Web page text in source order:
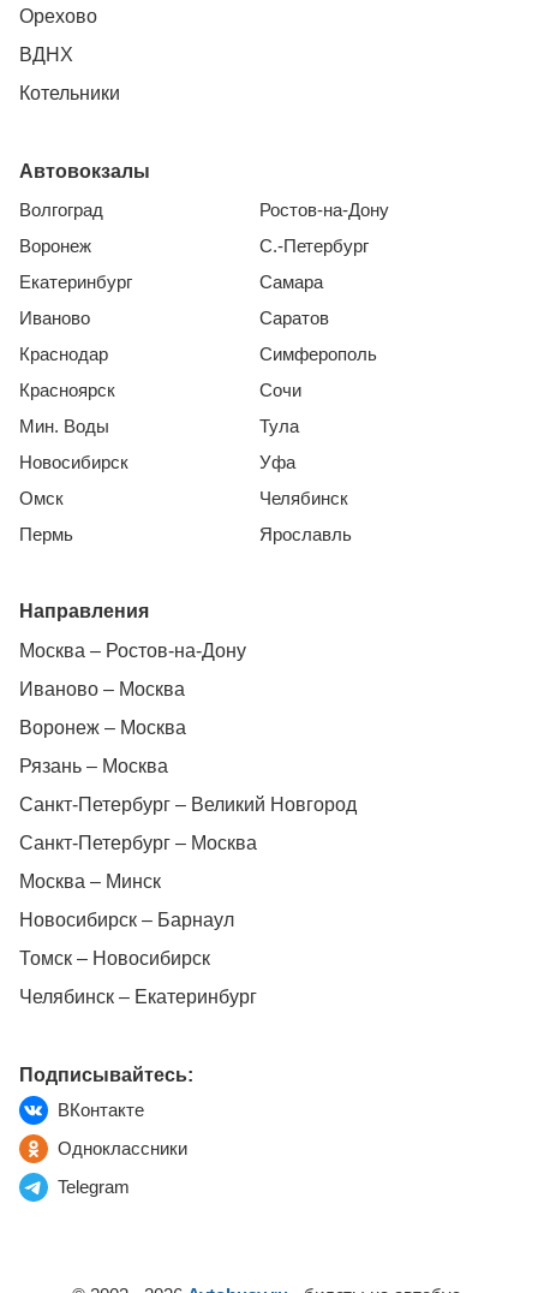
Орехово
ВДНХ
Котельники
Автовокзалы
Волгоград
Воронеж
Екатеринбург
Иваново
Краснодар
Красноярск
Мин. Воды
Новосибирск
Омск
Пермь
Ростов-на-Дону
С.-Петербург
Самара
Саратов
Симферополь
Сочи
Тула
Уфа
Челябинск
Ярославль
Направления
Москва – Ростов-на-Дону
Иваново – Москва
Воронеж – Москва
Рязань – Москва
Санкт-Петербург – Великий Новгород
Санкт-Петербург – Москва
Москва – Минск
Новосибирск – Барнаул
Томск – Новосибирск
Челябинск – Екатеринбург
Подписывайтесь:
ВКонтакте
Одноклассники
Telegram